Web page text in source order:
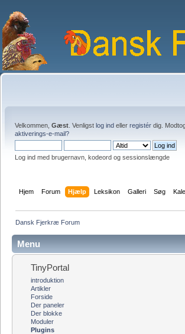
Velkommen, Gæst . Venligst log ind eller registér dig.
aktiverings-e-mail?
Log ind med brugernavn, kodeord og sessionslængde
Hjem Forum Hjælp Leksikon Galleri Søg
Dansk Fjerkræ Forum
Menu
TinyPortal
introduktion
Artikler
Forside
Der paneler
Der blokke
Moduler
Plugins